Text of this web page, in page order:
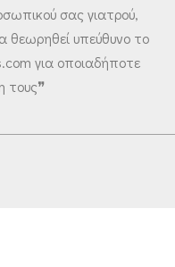
σας γιατρού,
θεωρηθεί υπεύθυνο το
για οποιαδήποτε
τους❞